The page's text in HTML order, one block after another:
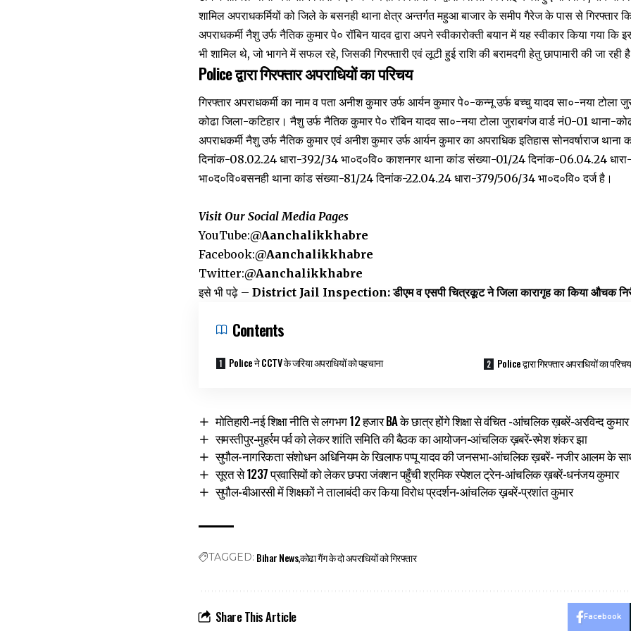
शामिल अपराधकर्मियों को जिले के बसनही थाना क्षेत्र अन्तर्गत महुआ बाजार के समीप गैरेज के पास से गिरफ्तार
अपराधकर्मी नैशु उर्फ नैतिक कुमार पे० रॉबिन यादव द्वारा अपने स्वीकारोक्ती बयान में यह स्वीकार किया गया कि
भी शामिल थे, जो भागने में सफल रहे, जिसकी गिरफ्तारी एवं लूटी हुई राशि की बरामदगी हेतु छापामारी की जा रही
Police द्वारा गिरफ्तार अपराधियों का परिचय
गिरफ्तार अपराधकर्मी का नाम व पता अनीश कुमार उर्फ आर्यन कुमार पे०-कन्नू उर्फ बच्चु यादव सा०-नया टोला
कोढा जिला-कटिहार। नैशु उर्फ नैतिक कुमार पे० रॉबिन यादव सा०-नया टोला जुराबगंज वार्ड नं0-01 थाना-
अपराधकर्मी नैशु उर्फ नैतिक कुमार एवं अनीश कुमार उर्फ आर्यन कुमार का अपराधिक इतिहास सोनवर्षाराज
दिनांक-08.02.24 धारा-392/34 भा०द०वि० काशनगर थाना कांड संख्या-01/24 दिनांक-06.04.24
भा०द०वि०बसनही थाना कांड संख्या-81/24 दिनांक-22.04.24 धारा-379/506/34 भा०द०वि० दर्ज है।
Visit Our Social Media Pages
YouTube:@Aanchalikkhabre
Facebook:@Aanchalikkhabre
Twitter:@Aanchalikkhabre
इसे भी पढ़े – District Jail Inspection: डीएम व एसपी चित्रकूट ने जिला कारागृह का किया औचक
Contents
Police ने CCTV के जरिया अपराधियों को पहचाना Police द्वारा गिरफ्तार अपराधियों का परिचय
मोतिहारी-नई शिक्षा नीति से लगभग 12 हजार BA के छात्र होंगे शिक्षा से वंचित -आंचलिक ख़बरें-अरविन्द कुमार
समस्तीपुर-मुहर्रम पर्व को लेकर शांति समिति की बैठक का आयोजन-आंचलिक ख़बरें-रमेश शंकर झा
सुपौल-नागरिकता संशोधन अधिनियम के खिलाफ पप्पू यादव की जनसभा-आंचलिक ख़बरें- नजीर आलम के
सूरत से 1237 प्रवासियों को लेकर छपरा जंक्शन पहुँची श्रमिक स्पेशल ट्रेन-आंचलिक ख़बरें-धनंजय कुमार
सुपौल-बीआरसी में शिक्षकों ने तालाबंदी कर किया विरोध प्रदर्शन-आंचलिक ख़बरें-प्रशांत कुमार
TAGGED: Bihar Newsकोढा गैंग के दो अपराधियों को गिरफ्तार
Share This Article Facebook